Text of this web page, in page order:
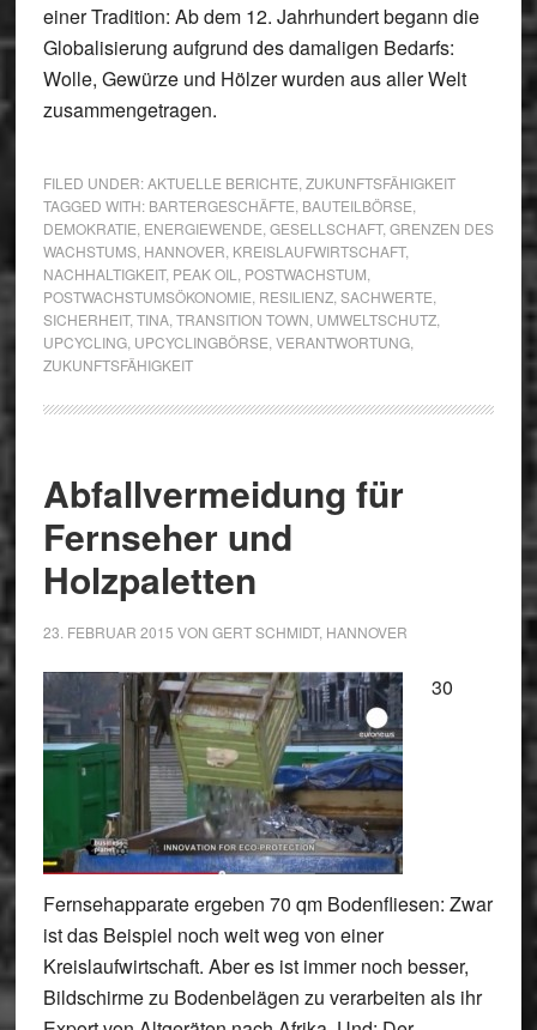
einer Tradition: Ab dem 12. Jahrhundert begann die
Globalisierung aufgrund des damaligen Bedarfs:
Wolle, Gewürze und Hölzer wurden aus aller Welt
zusammengetragen.
FILED UNDER:AKTUELLE BERICHTE ZUKUNFTSFÄHIGKEIT
TAGGED WITH: BARTERGESCHÄFTE BAUTEILBÖRSE
DEMOKRATIE ENERGIEWENDE GESELLSCHAFT, GRENZEN DES
WACHSTUMS, HANNOVER KREISLAUFWIRTSCHAFT,
NACHHALTIGKEIT, PEAK OIL POSTWACHSTUM
POSTWACHSTUMSÖKONOMIE RESILIENZ, SACHWERTE
SICHERHEIT, TINA, TRANSITION TOWN UMWELTSCHUTZ,
UPCYCLING, UPCYCLINGBÖRSE VERANTWORTUNG,
ZUKUNFTSFÄHIGKEIT
Abfallvermeidung für
Fernseher und
Holzpaletten
23. FEBRUAR 2015 VON GERT SCHMIDT, HANNOVER
30
Fernsehapparate ergeben 70 qm Bodenfliesen: Zwar
ist das Beispiel noch weit weg von einer
Kreislaufwirtschaft. Aber es ist immer noch besser,
Bildschirme zu Bodenbelägen zu verarbeiten als ihr